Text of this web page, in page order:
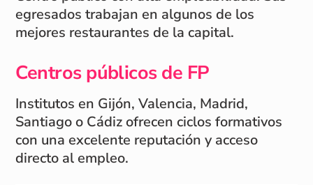
egresados trabajan en algunos de los
mejores restaurantes de la capital.
Centros públicos de FP
Institutos en Gijón, Valencia, Madrid,
Santiago o Cádiz ofrecen ciclos formativos
con una excelente reputación y acceso
directo al empleo.